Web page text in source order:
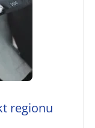
regionu